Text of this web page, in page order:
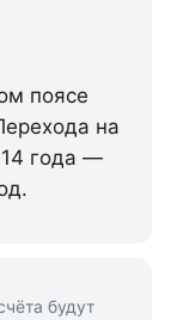
поясе
на
года —
будут